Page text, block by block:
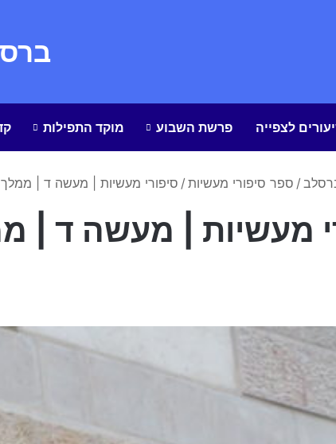
לצפייה פרשת השבוע מוקד התפילות
/ ספר סיפורי מעשיות / סיפורי מעשיות | מעשה ד |
מעשיות | מעשה ד |